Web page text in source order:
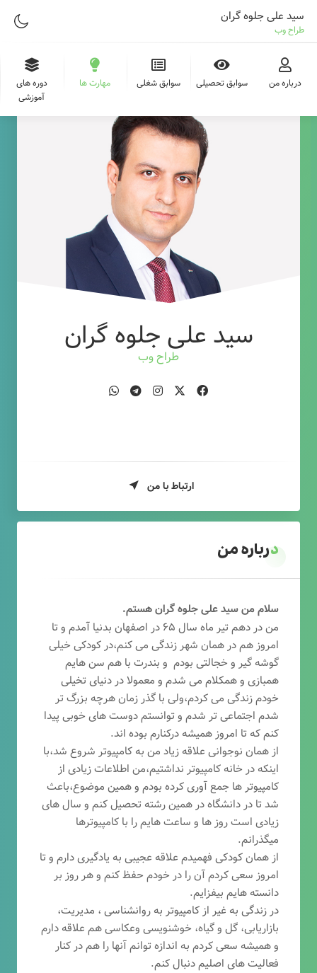
سید علی جلوه گران
طراح وب
درباره من سوابق تحصیلی سوابق شغلی مهارت ها
دوره های
آموزشی
سید علی جلوه گران
طراح وب
ارتباط با من
درباره من
سلام من سید علی جلوه گران هستم.
من در دهم تیر ماه سال ۶۵ در اصفهان بدنیا آمدم و تا
امروز هم در همان شهر زندگی می کنم،در کودکی خیلی
گوشه گیر و خجالتی بودم و بندرت با هم سن هایم
همبازی و همکلام می شدم و معمولا در دنیای تخیلی
خودم زندگی می کردم،ولی با گذر زمان هرچه بزرگ تر
شدم اجتماعی تر شدم و توانستم دوست های خوبی پیدا
کنم که تا امروز همیشه درکنارم بوده اند.
از همان نوجوانی علاقه زیاد من به کامپیوتر شروع شد،با
اینکه در خانه کامپیوتر نداشتیم،من اطلاعات زیادی از
کامپیوتر ها جمع آوری کرده بودم و همین موضوع،باعث
شد تا در دانشگاه در همین رشته تحصیل کنم و سال های
زیادی است روز ها و ساعت هایم را با کامپیوترها
میگذرانم.
از همان کودکی فهمیدم علاقه عجیبی به یادگیری دارم و تا
امروز سعی کردم آن را در خودم حفظ کنم و هر روز بر
دانسته هایم بیفزایم.
در زندگی به غیر از کامپیوتر به روانشناسی ، مدیریت،
بازاریابی، گل و گیاه، خوشنویسی وعکاسی هم علاقه دارم
و همیشه سعی کردم به اندازه توانم آنها را هم در کنار
فعالیت های اصلیم دنبال کنم.